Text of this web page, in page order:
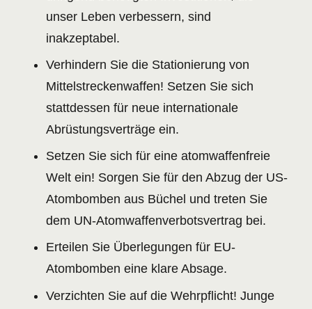
unser Leben verbessern, sind
inakzeptabel.
Verhindern Sie die Stationierung von
Mittelstreckenwaffen! Setzen Sie sich
stattdessen für neue internationale
Abrüstungsverträge ein.
Setzen Sie sich für eine atomwaffenfreie
Welt ein! Sorgen Sie für den Abzug der US-
Atombomben aus Büchel und treten Sie
dem UN-Atomwaffenverbotsvertrag bei.
Erteilen Sie Überlegungen für EU-
Atombomben eine klare Absage.
Verzichten Sie auf die Wehrpflicht! Junge